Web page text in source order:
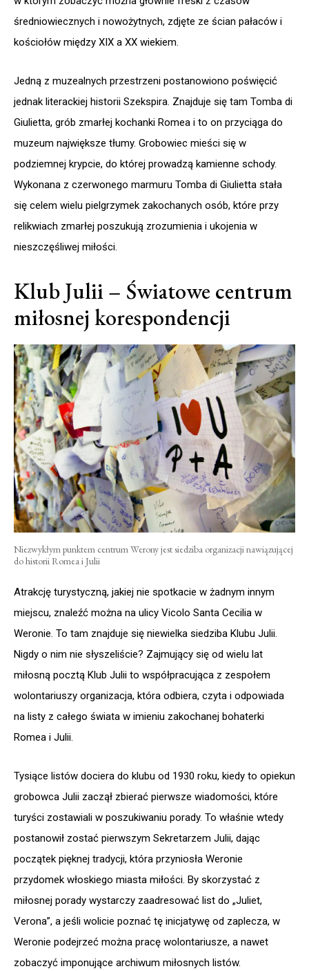
średniowiecznych i nowożytnych, zdjęte ze ścian pałaców i
kościołów między XIX a XX wiekiem.
Jedną z muzealnych przestrzeni postanowiono poświęcić
jednak literackiej historii Szekspira. Znajduje się tam Tomba di
Giulietta, grób zmarłej kochanki Romea i to on przyciąga do
muzeum największe tłumy. Grobowiec mieści się w
podziemnej krypcie, do której prowadzą kamienne schody.
Wykonana z czerwonego marmuru Tomba di Giulietta stała
się celem wielu pielgrzymek zakochanych osób, które przy
relikwiach zmarłej poszukują zrozumienia i ukojenia w
nieszczęśliwej miłości.
Klub Julii – Światowe centrum
miłosnej korespondencji
Niezwykłym punktem centrum Werony jest siedziba organizacji nawiązującej
do historii Romea i Julii
Atrakcję turystyczną, jakiej nie spotkacie w żadnym innym
miejscu, znaleźć można na ulicy Vicolo Santa Cecilia w
Weronie. To tam znajduje się niewielka siedziba Klubu Julii.
Nigdy o nim nie słyszeliście? Zajmujący się od wielu lat
miłosną pocztą Klub Julii to współpracująca z zespołem
wolontariuszy organizacja, która odbiera, czyta i odpowiada
na listy z całego świata w imieniu zakochanej bohaterki
Romea i Julii.
Tysiące listów dociera do klubu od 1930 roku, kiedy to opiekun
grobowca Julii zaczął zbierać pierwsze wiadomości, które
turyści zostawiali w poszukiwaniu porady. To właśnie wtedy
postanowił zostać pierwszym Sekretarzem Julii, dając
początek pięknej tradycji, która przyniosła Weronie
przydomek włoskiego miasta miłości. By skorzystać z
miłosnej porady wystarczy zaadresować list do „Juliet,
Verona”, a jeśli wolicie poznać tę inicjatywę od zaplecza, w
Weronie podejrzeć można pracę wolontariusze, a nawet
zobaczyć imponujące archiwum miłosnych listów.